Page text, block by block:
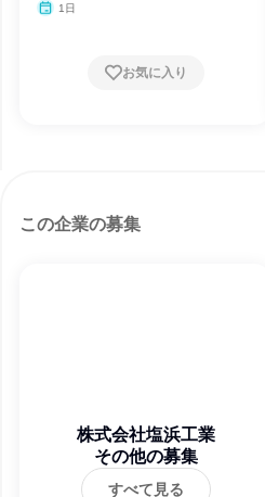
1日
お気に入り
この企業の募集
株式会社塩浜工業
その他の募集
すべて見る